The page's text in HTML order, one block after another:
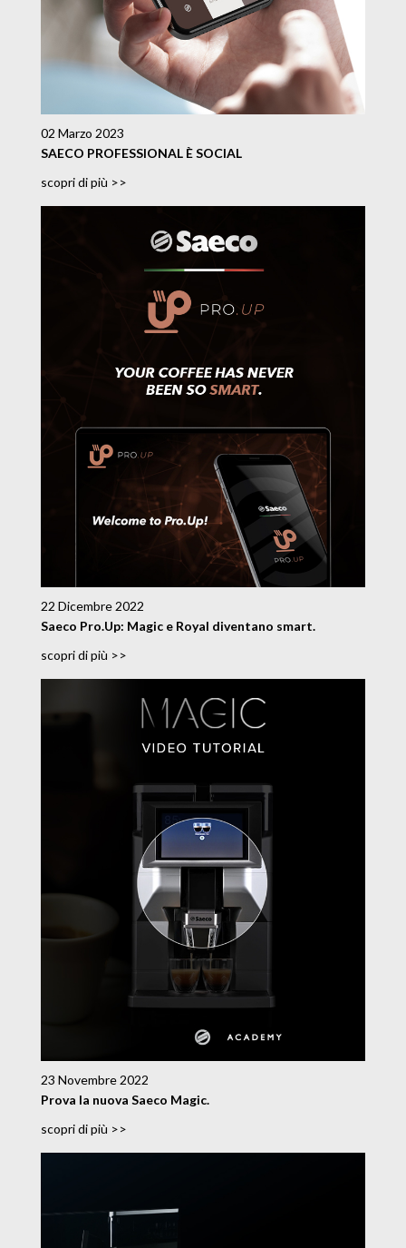
02 Marzo 2023
SAECO PROFESSIONAL È SOCIAL
scopri di più >>
22 Dicembre 2022
Saeco Pro.Up: Magic e Royal diventano smart.
scopri di più >>
23 Novembre 2022
Prova la nuova Saeco Magic.
scopri di più >>